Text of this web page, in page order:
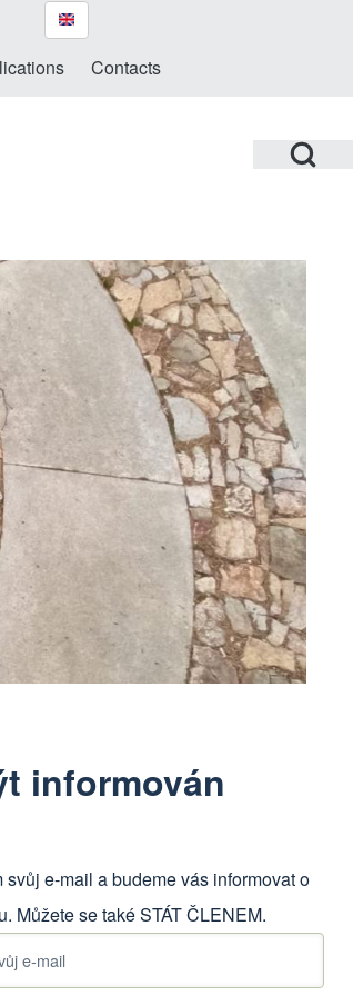
Contacts
Open Search
informován
svůj e-mail a budeme vás informovat o
Můžete se takéSTÁT ČLENEM.